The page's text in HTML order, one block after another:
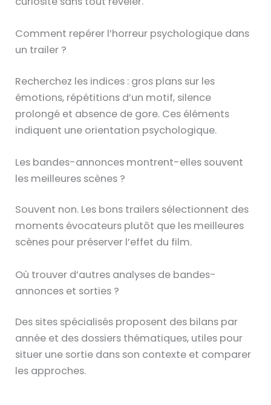
Comment repérer l’horreur psychologique dans
un trailer ?
Recherchez les indices : gros plans sur les
émotions, répétitions d’un motif, silence
prolongé et absence de gore. Ces éléments
indiquent une orientation psychologique.
Les bandes-annonces montrent-elles souvent
les meilleures scènes ?
Souvent non. Les bons trailers sélectionnent des
moments évocateurs plutôt que les meilleures
scènes pour préserver l’effet du film.
Où trouver d’autres analyses de bandes-
annonces et sorties ?
Des sites spécialisés proposent des bilans par
année et des dossiers thématiques, utiles pour
situer une sortie dans son contexte et comparer
les approches.